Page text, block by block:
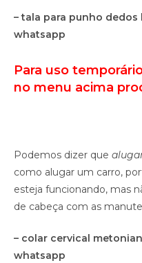
– tala para punho dedos
whatsapp
Para uso
no menu acima
Podemos dizer que
como alugar um carro,
esteja funcionando, mas
de cabeça com as
– colar cervical
whatsapp